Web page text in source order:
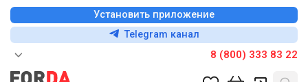
Установить приложение
Telegram канал
8 (800) 333 83 22